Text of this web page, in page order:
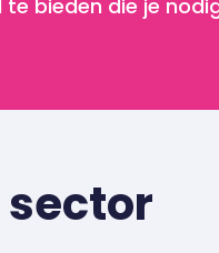
bieden die je